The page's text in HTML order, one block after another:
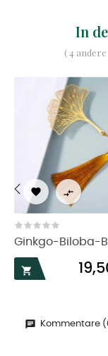
In
( 4
 
Ginkgo-Biloba-

Preis
Kommentare